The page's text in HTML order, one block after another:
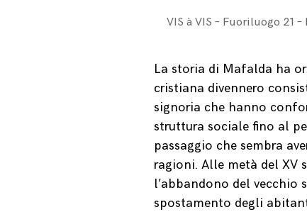
VIS à VIS – Fuoriluogo 21
La storia di Mafalda ha
cristiana divennero
signoria che hanno
struttura sociale fino al
passaggio che sembra
ragioni. Alle metà del XV
l’abbandono del vecchio
spostamento degli